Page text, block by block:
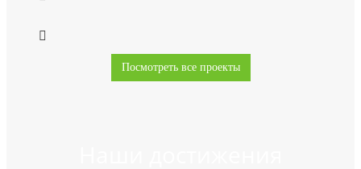
Посмотреть все проекты